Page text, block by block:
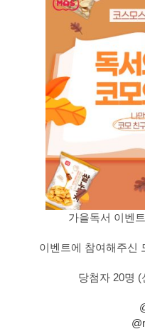
가을독서 이벤
이벤트에 참여해주신
당첨자 20명